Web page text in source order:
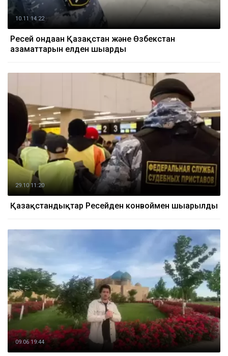
10.11 14:22
Ресей ондаған Қазақстан және Өзбекстан
азаматтарын елден шығарды
29.10 11:20
Қазақстандықтар Ресейден конвоймен шығарылды
09.06 19:44